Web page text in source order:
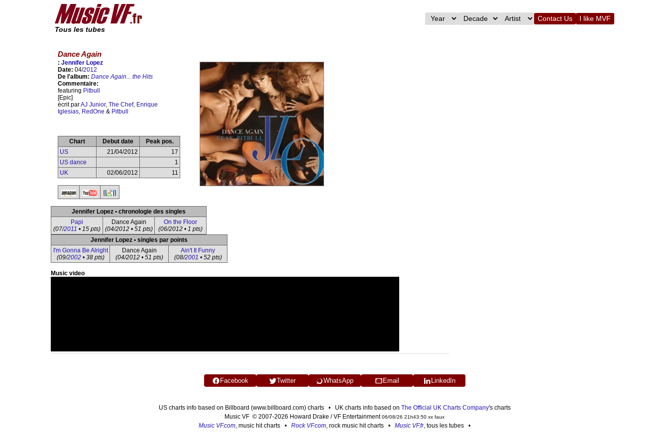
Tous les tubes
Contact Us I like MVF
Dance Again
: Jennifer Lopez
Date: 04/2012
De l'album: Dance Again... the Hits
Commentaire:
featuring Pitbull
[Epic]
écrit parAJ Junior, The Chef, Enrique
Iglesias, RedOne & Pitbull
Chart Debut date
Peak pos.
US
21/04/2012
17
US dance
1
UK
02/06/2012 11
Jennifer Lopez • chronologie des singles
Papi
(07/2011 • 15 pts)
Dance Again
(04/2012 • 51 pts)
On the Floor
(06/2012 • 1 pts)
Jennifer Lopez • singles par points
I'm Gonna Be Alright
(09/2002• 38 pts)
Dance Again
(04/2012 • 51 pts)
Ain't It Funny
(08/2001 • 52 pts)
Music video
Facebook Twitter WhatsApp Email LinkedIn
US charts info based on Billboard (www.billboard.com) charts • UK charts info based on The Official UK Charts Company's charts
Music VF © 2007-2026 Howard Drake / VF Entertainment06/08/26 21h43:50 xx faux
Music VF.com, music hit charts • Rock VF.com, rock music hit charts • Music VF.fr, tous les tubes •